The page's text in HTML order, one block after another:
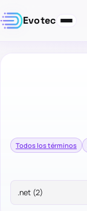
Evotec
Todos los términos